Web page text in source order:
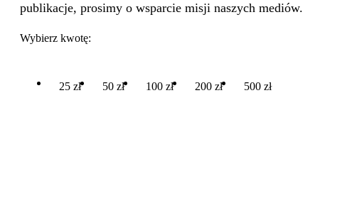
publikacje, prosimy o wsparcie misji naszych mediów.
Wybierz kwotę:
25 zł 50 zł 100 zł 200 zł 500 zł